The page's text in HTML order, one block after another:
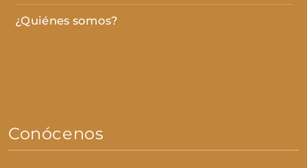
¿Quiénes somos?
Conócenos